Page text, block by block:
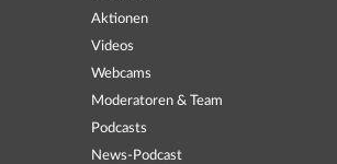
Aktionen
Videos
Webcams
Moderatoren & Team
Podcasts
News-Podcast